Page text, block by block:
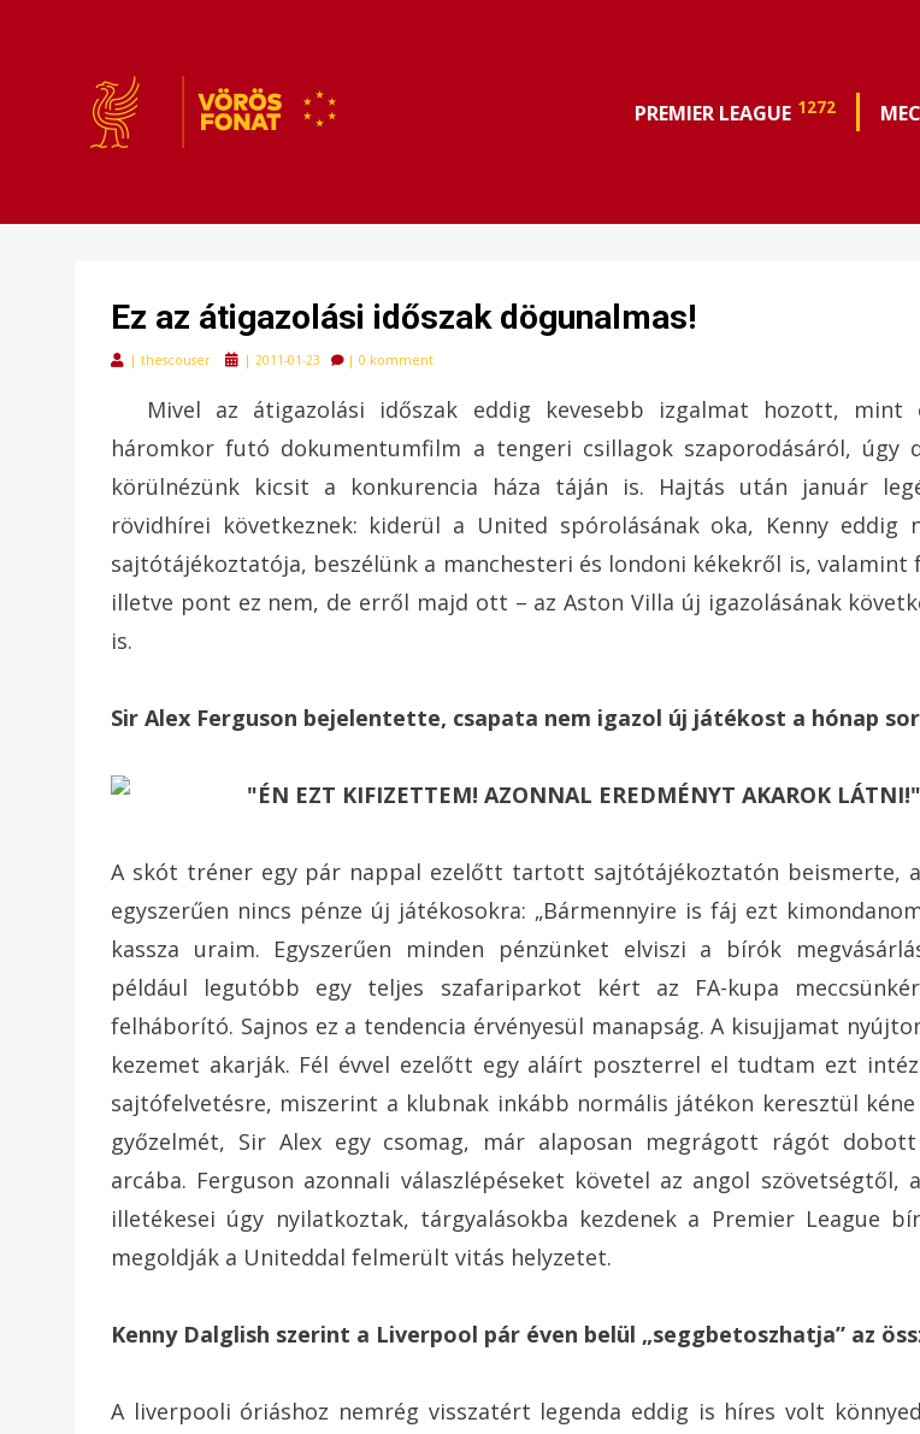
PREMIER LEAGUE 1272
Ez az átigazolási időszak dögunalmas!
| thescouser
Posted
| 2011-01-23 | 0 komment
Mivel az átigazolási időszak eddig kevesebb izgalmat hozott, mint
háromkor futó dokumentumfilm a tengeri csillagok szaporodásáról, úgy
körülnézünk kicsit a konkurencia háza táján is. Hajtás után január
rövidhírei következnek: kiderül a United spórolásának oka, Kenny eddig
sajtótájékoztatója, beszélünk a manchesteri és londoni kékekről is, valamint
illetve pont ez nem, de erről majd ott – az Aston Villa új igazolásának
is.
Sir Alex Ferguson bejelentette, csapata nem igazol új játékost a hónap
A skót tréner egy pár nappal ezelőtt tartott sajtótájékoztatón beismerte,
egyszerűen nincs pénze új játékosokra: „Bármennyire is fáj ezt
kassza uraim. Egyszerűen minden pénzünket elviszi a bírók
például legutóbb egy teljes szafariparkot kért az FA-kupa
felháborító. Sajnos ez a tendencia érvényesül manapság. A kisujjamat
kezemet akarják. Fél évvel ezelőtt egy aláírt poszterrel el tudtam ezt
sajtófelvetésre, miszerint a klubnak inkább normális játékon keresztül
győzelmét, Sir Alex egy csomag, már alaposan megrágott rágót
arcába. Ferguson azonnali válaszlépéseket követel az angol szövetségtől,
illetékesei úgy nyilatkoztak, tárgyalásokba kezdenek a Premier League
megoldják a Uniteddal felmerült vitás helyzetet.
Kenny Dalglish szerint a Liverpool pár éven belül „seggbetoszhatja” az
A liverpooli óriáshoz nemrég visszatért legenda eddig is híres volt